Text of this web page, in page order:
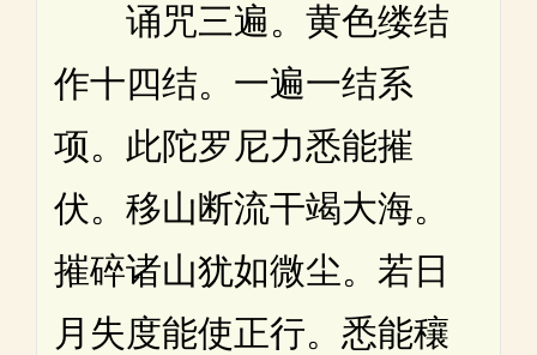
诵咒三遍。黄色缕结
作十四结。一遍一结系
项。此陀罗尼力悉能摧
伏。移山断流干竭大海。
摧碎诸山犹如微尘。若日
月失度能使正行。悉能穰